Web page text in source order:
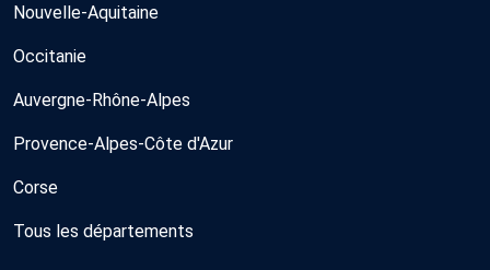
Nouvelle-Aquitaine
Occitanie
Auvergne-Rhône-Alpes
Provence-Alpes-Côte d'Azur
Corse
Tous les départements